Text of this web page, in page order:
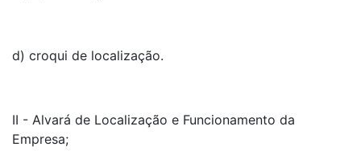
d) croqui de localização.
II - Alvará de Localização e Funcionamento da
Empresa;